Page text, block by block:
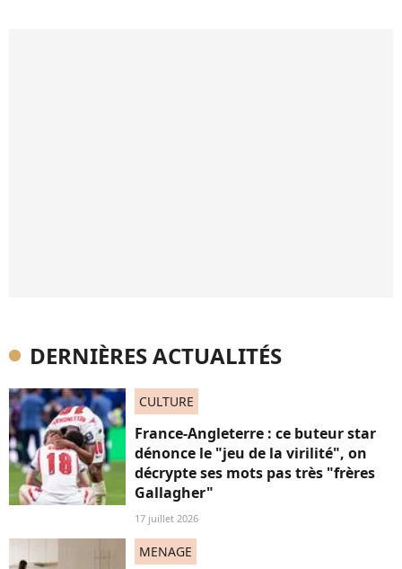
DERNIÈRES ACTUALITÉS
CULTURE
France-Angleterre : ce buteur star
dénonce le "jeu de la virilité", on
décrypte ses mots pas très "frères
Gallagher"
17 juillet 2026
MENAGE